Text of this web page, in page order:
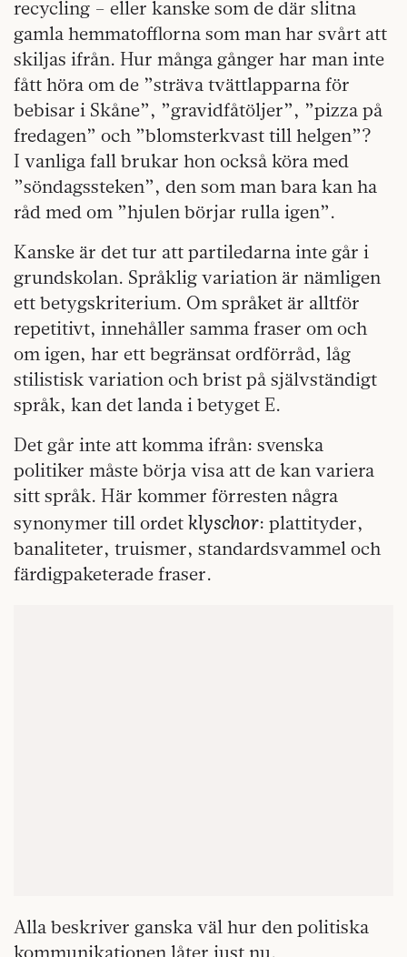
recycling – eller kanske som de där slitna
gamla hemmatofflorna som man har svårt att
skiljas ifrån. Hur många gånger har man inte
fått höra om de ”sträva tvättlapparna för
bebisar i Skåne”, ”gravidfåtöljer”, ”pizza på
fredagen” och ”blomsterkvast till helgen”?
I vanliga fall brukar hon också köra med
”söndagssteken”, den som man bara kan ha
råd med om ”hjulen börjar rulla igen”.
Kanske är det tur att partiledarna inte går i
grundskolan. Språklig variation är nämligen
ett betygskriterium. Om språket är alltför
repetitivt, innehåller samma fraser om och
om igen, har ett begränsat ordförråd, låg
stilistisk variation och brist på självständigt
språk, kan det landa i betyget E.
Det går inte att komma ifrån: svenska
politiker måste börja visa att de kan variera
sitt språk. Här kommer förresten några
synonymer till ordet klyschor: plattityder,
banaliteter, truismer, standardsvammel och
färdigpaketerade fraser.
Alla beskriver ganska väl hur den politiska
kommunikationen låter just nu.